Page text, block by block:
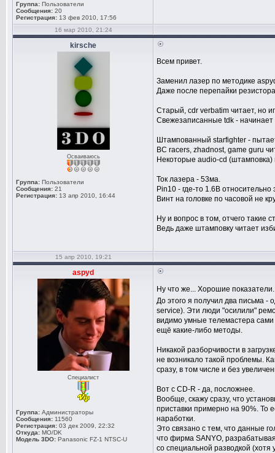
Группа: Пользователи
Сообщения: 20
Регистрация: 13 фев 2010, 17:56
16 мар 2010, 21:24
kirsche
Осваиваюсь
Группа: Пользователи
Сообщения: 21
Регистрация: 13 апр 2010, 16:44
Всем привет.
Заменил лазер по методике
Даже после перепайки
Старый, cdr verbatim читает, но
Свежезаписанные tdk - начинает
Штампованный starfighter -
BC racers, zhadnost, game guru
Некоторые audio-cd (штамповка)
Ток лазера - 53ма.
Pin10 - где-то 1.6В относительно
Винт на головке по часовой не
Ну и вопрос в том, отчего такие
Ведь даже штамповку читает
15 апр 2010, 19:21
aspyd
Специалист
Группа: Администраторы
Сообщения: 11560
Регистрация: 03 дек 2009, 22:32
Откуда: MO/DK
Модель 3DO: Panasonic FZ-1 NTSC-U
Ну что же... Хорошие
До этого я получил два письма -
service). Эти люди "осилили"
видимо умные телемастера сами
ещё какие-либо методы.
Никакой разборчивости в
не возникало такой проблемы.
сразу, в том числе и без
Вот с CD-R - да, посложнее.
Вообще, скажу сразу, что
приставки примерно на 90%. То
наработки.
Это связано с тем, что данные
что фирма SANYO,
со специальной разводкой